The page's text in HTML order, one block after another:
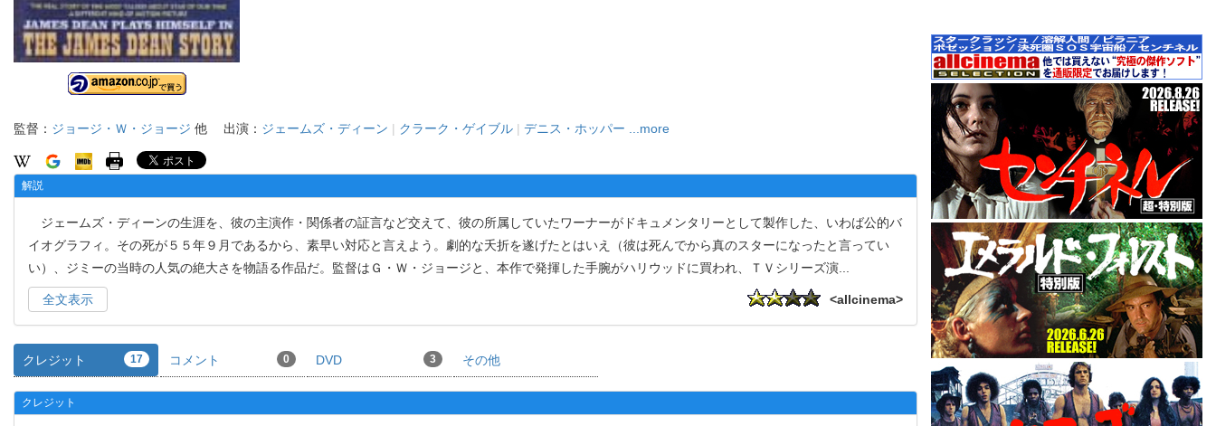
監督： ジョージ・Ｗ・ジョージ 他 出演： ジェームズ・ディーン | クラーク・ゲイブル | デニス・ホッパー ...more
解説
ジェームズ・ディーンの生涯を、彼の主演作・関係者の証言など交えて、彼の所属していたワーナーがドキュメンタリーとして製作した、いわば公的バ
イオグラフィ。その死が５５年９月であるから、素早い対応と言えよう。劇的な夭折を遂げたとはいえ（彼は死んでから真のスターになったと言ってい
い）、ジミーの当時の人気の絶大さを物語る作品だ。監督はＧ・Ｗ・ジョージと、本作で発揮した手腕がハリウッドに買われ、ＴＶシリーズ演
全文表示 <allcinema>
クレジット 17 コメント 0 DVD 3 その他
クレジット